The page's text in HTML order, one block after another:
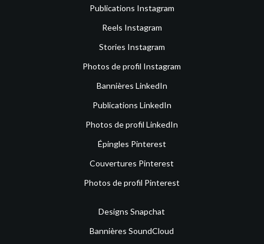
Publications Instagram
Reels Instagram
Stories Instagram
Photos de profil Instagram
Bannières LinkedIn
Publications LinkedIn
Photos de profil LinkedIn
Épingles Pinterest
Couvertures Pinterest
Photos de profil Pinterest
Designs Snapchat
Bannières SoundCloud